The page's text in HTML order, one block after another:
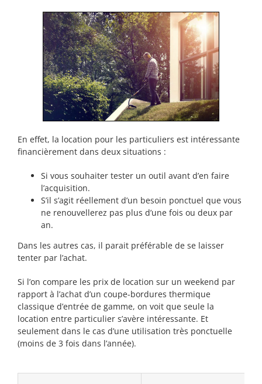
En effet, la location pour les particuliers est intéressante
financièrement dans deux situations :
Si vous souhaiter tester un outil avant d’en faire
l’acquisition.
S’il s’agit réellement d’un besoin ponctuel que vous
ne renouvellerez pas plus d’une fois ou deux par
an.
Dans les autres cas, il parait préférable de se laisser
tenter par l’achat.
Si l’on compare les prix de location sur un weekend par
rapport à l’achat d’un coupe-bordures thermique
classique d’entrée de gamme, on voit que seule la
location entre particulier s’avère intéressante. Et
seulement dans le cas d’une utilisation très ponctuelle
(moins de 3 fois dans l’année).